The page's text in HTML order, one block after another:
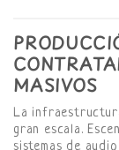
MASIVOS
La
gran escala.
sistemas de